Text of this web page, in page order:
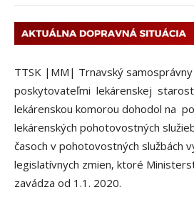
TTSK |MM| Trnavský samosprávny
poskytovateľmi lekárenskej
lekárenskou komorou dohodol na
lekárenských pohotovostných
časoch v pohotovostných službách
legislatívnych zmien, ktoré
zavádza od 1.1. 2020.